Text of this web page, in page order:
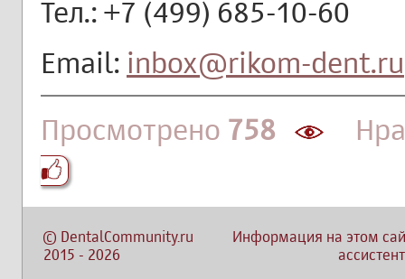
Тел.: +7 (499) 685-10-60
Email: inbox@rikom-dent.ru
Просмотрено 758
© DentalCommunity.ru
2015 - 2026
Информация на этом